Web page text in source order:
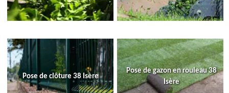
Pose de clôture 38 Isère
Pose de gazon en rouleau 38
Isère